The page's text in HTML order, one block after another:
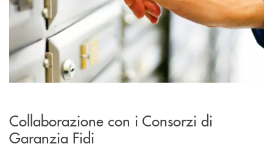
Collaborazione con i Consorzi di
Garanzia Fidi